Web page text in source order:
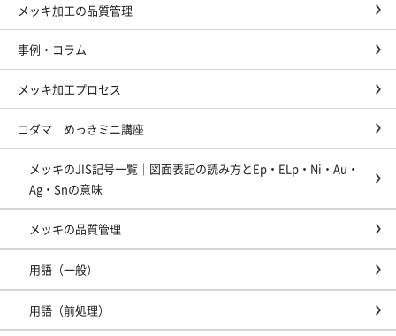
メッキ加工の品質管理
事例・コラム
メッキ加工プロセス
コダマ めっきミニ講座
メッキのJIS記号一覧｜図面表記の読み方とEp・ELp・Ni・Au・
Ag・Snの意味
メッキの品質管理
用語（一般）
用語（前処理）